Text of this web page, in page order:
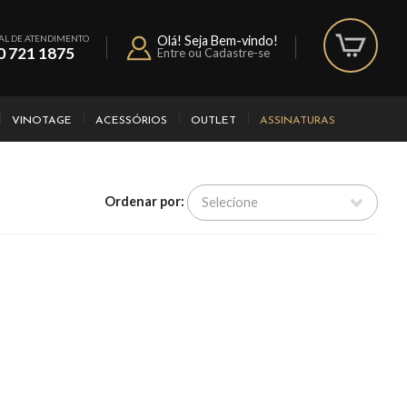
DE ATENDIMENTO
721 1875
Olá! Seja Bem-vindo!
Entre ou Cadastre-se
VINOTAGE ACESSÓRIOS OUTLET ASSINATURAS
Ordenar por: